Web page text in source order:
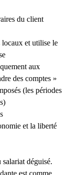
des comptes »
et la liberté
déguisé.
est comme